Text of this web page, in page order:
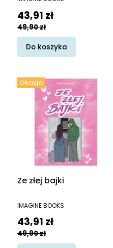
Cena promocyjna
43,91 zł
49,90 zł
Do koszyka
Okazja
Ze złej bajki
PRODUCENT
IMAGINE BOOKS
Cena promocyjna
43,91 zł
49,90 zł